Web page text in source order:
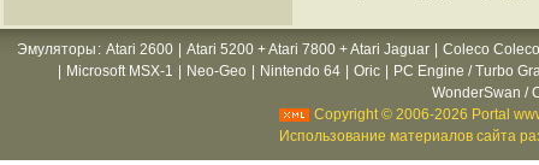
Эмуляторы : Atari 2600 Atari 5200 + Atari 7800 + Atari Jaguar
Coleco
Microsoft MSX-1 Neo-Geo Nintendo 64 Oric
PC Engine / Turbo
WonderSwan /
Copyright © 2006-2026 Portal
Использование материалов сайта